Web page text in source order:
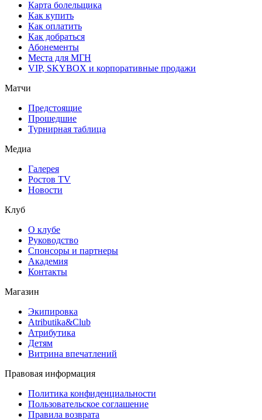
Карта болельщика
Как купить
Как оплатить
Как добраться
Абонементы
Места для МГН
VIP, SKYBOX и корпоративные продажи
Матчи
Предстоящие
Прошедшие
Турнирная таблица
Медиа
Галерея
Ростов TV
Новости
Клуб
О клубе
Руководство
Спонсоры и партнеры
Академия
Контакты
Магазин
Экипировка
Atributika&Club
Атрибутика
Детям
Витрина впечатлений
Правовая информация
Политика конфиденциальности
Пользовательское соглашение
Правила возврата